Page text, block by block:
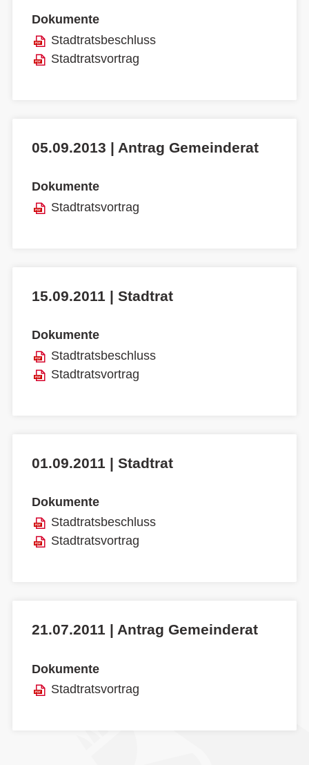
Dokumente
Stadtratsbeschluss
Stadtratsvortrag
05.09.2013 | Antrag Gemeinderat
Dokumente
Stadtratsvortrag
15.09.2011 | Stadtrat
Dokumente
Stadtratsbeschluss
Stadtratsvortrag
01.09.2011 | Stadtrat
Dokumente
Stadtratsbeschluss
Stadtratsvortrag
21.07.2011 | Antrag Gemeinderat
Dokumente
Stadtratsvortrag